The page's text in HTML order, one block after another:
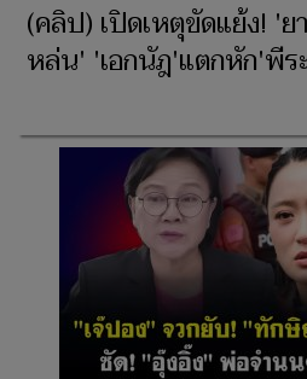
(คลิป) เปิดเหตุขัดแย้ง! '
หล่น' 'เอกนัฎ'แตกหัก'พี